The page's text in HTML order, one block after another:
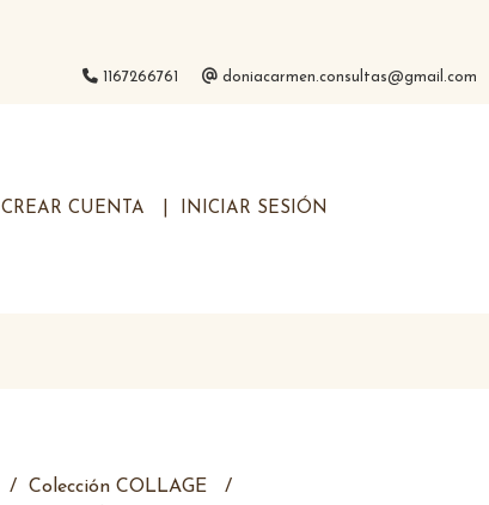
1167266761 doniacarmen.consultas@gmail.com
CREAR CUENTA INICIAR SESIÓN
Colección COLLAGE